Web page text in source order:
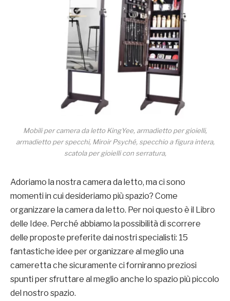
Mobili per camera da letto KingYee, armadietto per gioielli,
armadietto per specchi, Miroir Psyché, specchio a figura intera,
scatola per gioielli con serratura,
Adoriamo la nostra camera da letto, ma ci sono
momenti in cui desideriamo più spazio? Come
organizzare la camera da letto. Per noi questo è il Libro
delle Idee. Perché abbiamo la possibilità di scorrere
delle proposte preferite dai nostri specialisti: 15
fantastiche idee per organizzare al meglio una
cameretta che sicuramente ci forniranno preziosi
spunti per sfruttare al meglio anche lo spazio più piccolo
del nostro spazio.